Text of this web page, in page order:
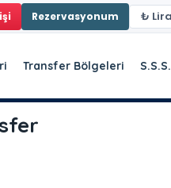
Rezervasyonum
Transfer Bölgeleri S.S.S.